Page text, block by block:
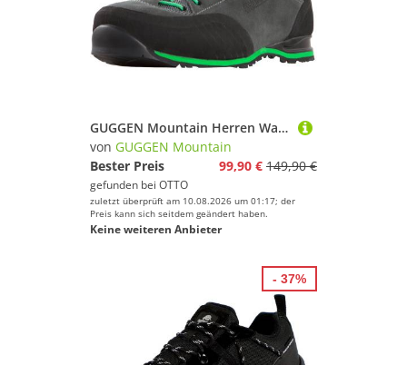
GUGGEN Mountain Herren Wanderschuh PT023 Herrenwanderschuh Bergschuhe Wanderschuh Trekkingschuhe Verstärkte Schuhspitze Outdoorschuhe
von GUGGEN Mountain
Bester Preis
99,90 € 149,90 €
gefunden bei OTTO
zuletzt überprüft am 10.08.2026 um 01:17; der
Preis kann sich seitdem geändert haben.
Keine weiteren Anbieter
- 37%